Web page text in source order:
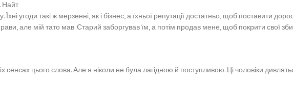
Найт
угоди такі ж мерзенні, як і бізнес, а їхньої репутації достатньо, щоб поставити
але мій тато мав. Старий заборгував їм, а потім продав мене, щоб покрити свої
сенсах цього слова. Але я ніколи не була лагідною й поступливою. Ці чоловіки